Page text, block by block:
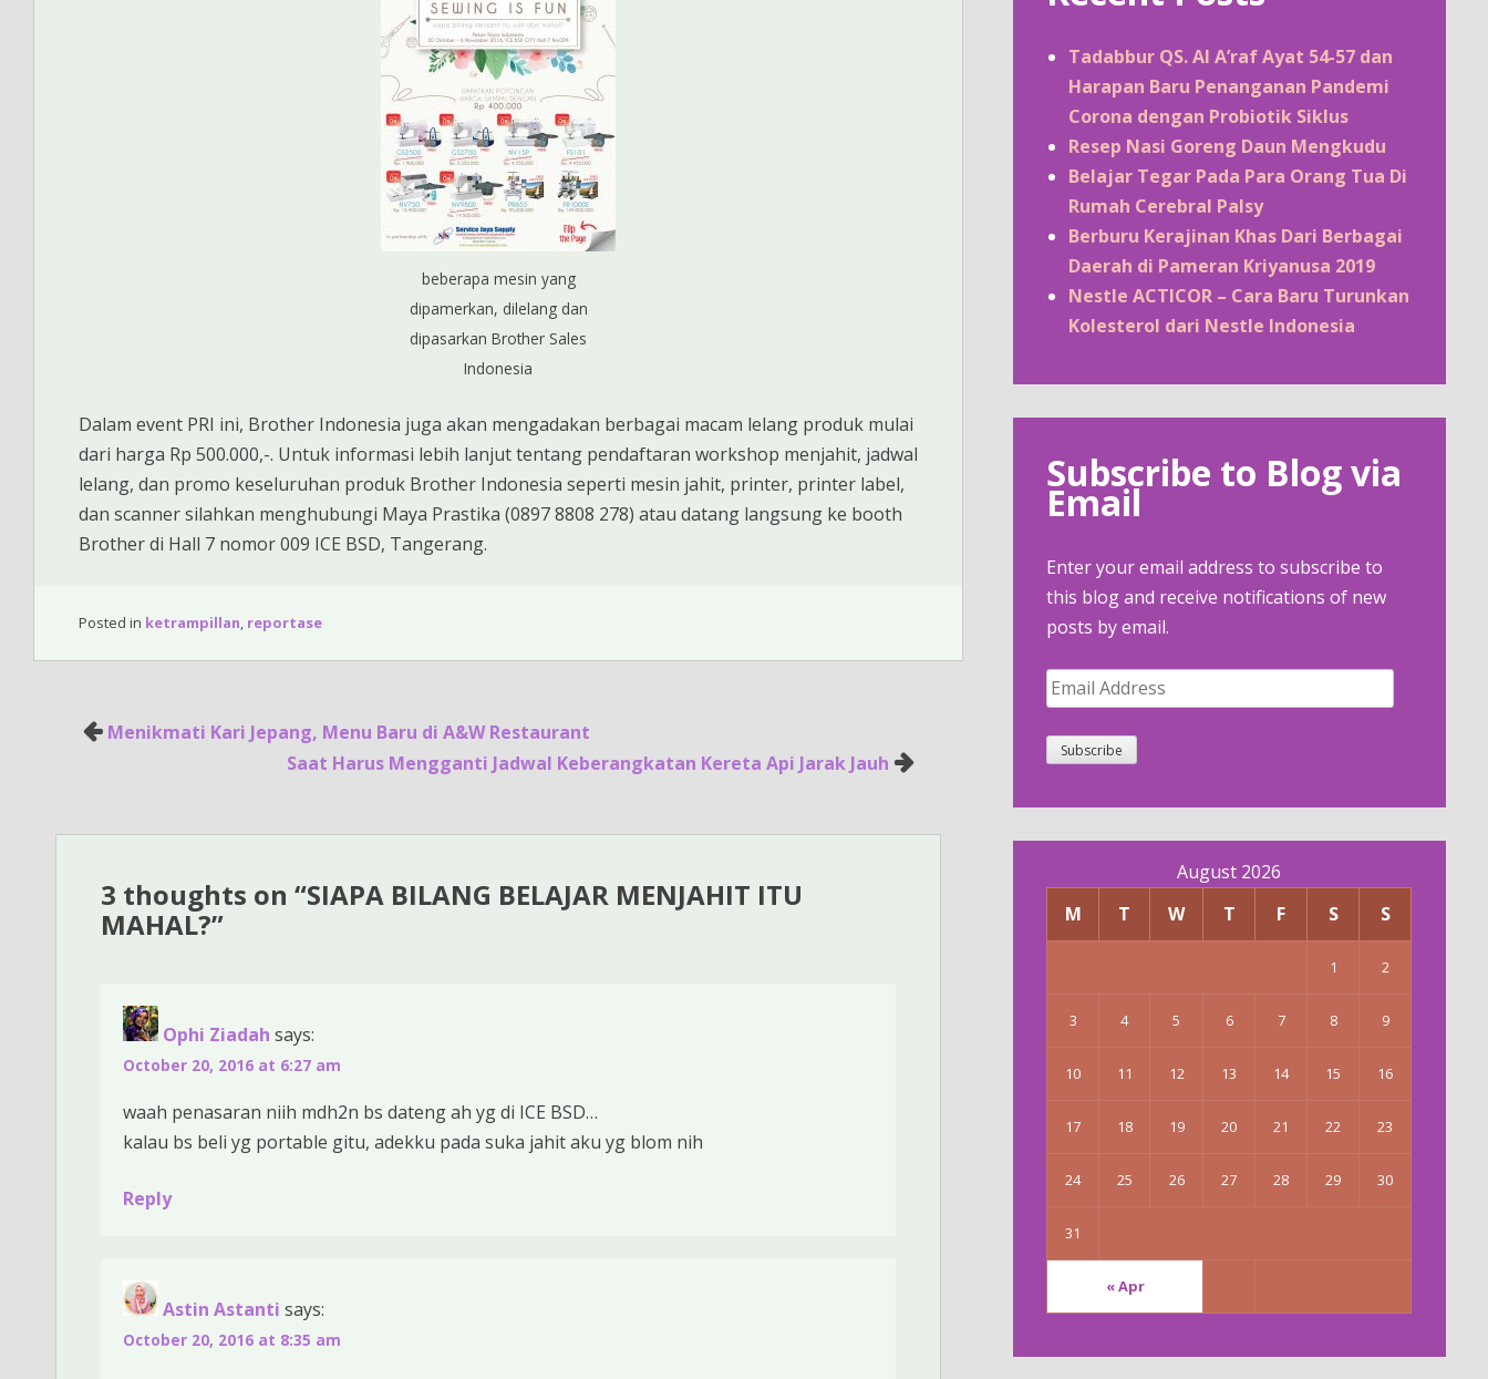
beberapa mesin yang
dipamerkan, dilelang dan
dipasarkan Brother Sales
Indonesia
Dalam event PRI ini, Brother Indonesia juga akan mengadakan berbagai macam lelang produk mulai
dari harga Rp 500.000,-. Untuk informasi lebih lanjut tentang pendaftaran workshop menjahit, jadwal
lelang, dan promo keseluruhan produk Brother Indonesia seperti mesin jahit, printer, printer label,
dan scanner silahkan menghubungi Maya Prastika (0897 8808 278) atau datang langsung ke booth
Brother di Hall 7 nomor 009 ICE BSD, Tangerang.
Posted in ketrampillan, reportase
Menikmati Kari Jepang, Menu Baru di A&W Restaurant
Saat Harus Mengganti Jadwal Keberangkatan Kereta Api Jarak Jauh
3 thoughts on “SIAPA BILANG BELAJAR MENJAHIT ITU
MAHAL?”
Ophi Ziadah says:
October 20, 2016 at 6:27 am
waah penasaran niih mdh2n bs dateng ah yg di ICE BSD…
kalau bs beli yg portable gitu, adekku pada suka jahit aku yg blom nih
Reply
Astin Astanti says:
October 20, 2016 at 8:35 am
Tadabbur QS. Al A’raf Ayat 54-57 dan
Harapan Baru Penanganan Pandemi
Corona dengan Probiotik Siklus
Resep Nasi Goreng Daun Mengkudu
Belajar Tegar Pada Para Orang Tua Di
Rumah Cerebral Palsy
Berburu Kerajinan Khas Dari Berbagai
Daerah di Pameran Kriyanusa 2019
Nestle ACTICOR – Cara Baru Turunkan
Kolesterol dari Nestle Indonesia
Subscribe to Blog via
Email
Enter your email address to subscribe to
this blog and receive notifications of new
posts by email.
Email
Address
Subscribe
August 2026
M
T W T F S S
« Apr
1 2
3 4 5 6 7 8 9
10 11 12 13 14 15 16
17 18 19 20 21 22 23
24 25 26 27 28 29 30
31